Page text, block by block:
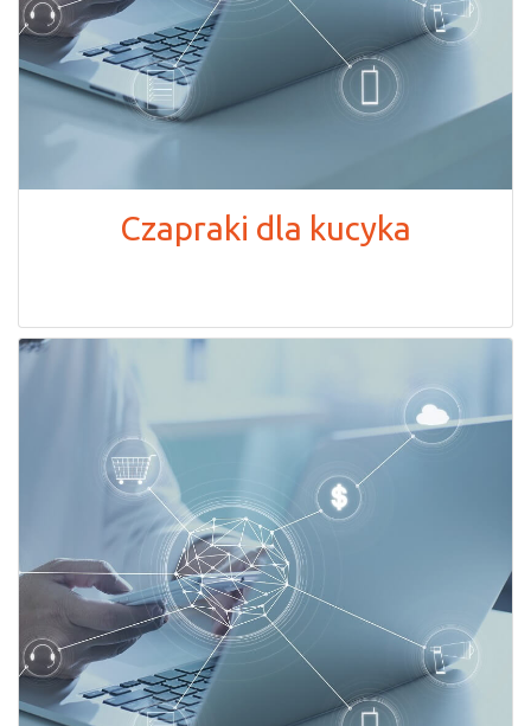
Czapraki dla kucyka